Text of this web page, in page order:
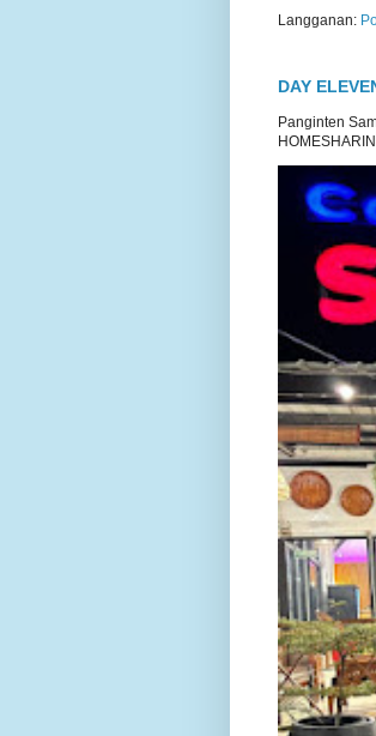
Langganan:
DAY
Panginten